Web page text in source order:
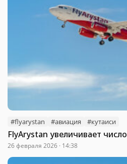
#flyarystan #авиация #кутаиси
FlyArystan увеличивает
26 февраля 2026 · 14:38